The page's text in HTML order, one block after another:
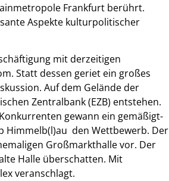
Frankfurt berührt.
Aspekte kulturpolitischer
mit derzeitigen
Statt dessen geriet ein großes
Auf dem Gelände der
Zentralbank (EZB) entstehen.
gewann ein gemäßigt-
Himmelb(l)au den Wettbewerb. Der
Großmarkthalle vor. Der
Halle überschatten. Mit
veranschlagt.